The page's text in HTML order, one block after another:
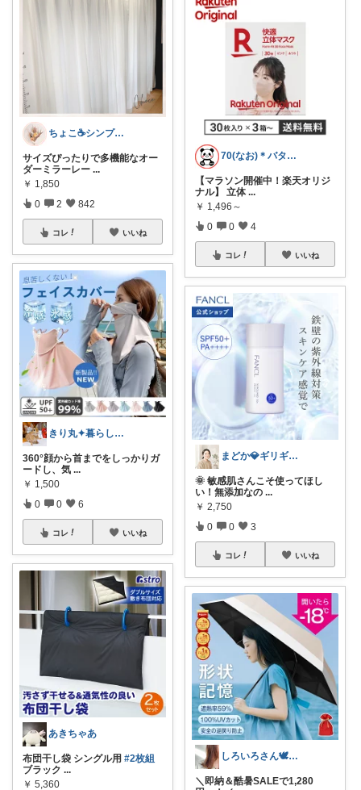
ちょこ☕️シンプルで快適な暮らし🌱
サイズぴったりで多機能なオー
ダーミラーレー ...
￥ 1,850
0 2 842
コレ いいね
きり丸✦暮らしが整う日用雑貨セレクト🐇
360°顔から首までをしっかりガ
ードし、気 ...
￥ 1,500
0 0 6
コレ いいね
あきちゃあ
布団干し袋 シングル用 #2枚組
ブラック ...
￥ 5,360
70(なお)＊バタバタな毎日をご機嫌に♡
【マラソン開催中！楽天オリジ
ナル】 立体 ...
￥ 1,496～
0 0 4
コレ いいね
まどか💎ギリギリアラサーOL
🌞 敏感肌さんこそ使ってほし
い！無添加なの ...
￥ 2,750
0 0 3
コレ いいね
しろいろさん🕊3kids育児奮闘中🔥
＼即納＆酷暑SALEで1,280